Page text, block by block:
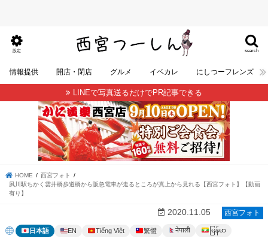
search
設定
情報提供 開店・閉店 グルメ イベカレ にしつーフレンズ
LINEで写真送るだけでPR記事できる
HOME
西宮フォト
夙川駅ちかく雲井橋歩道橋から阪急電車が走るところが真上から見れる【西宮フォト】【動画
有り】
西宮フォト
2020.11.05
日本語 EN Tiếng Việt 繁體 नेपाली မြန်မာ